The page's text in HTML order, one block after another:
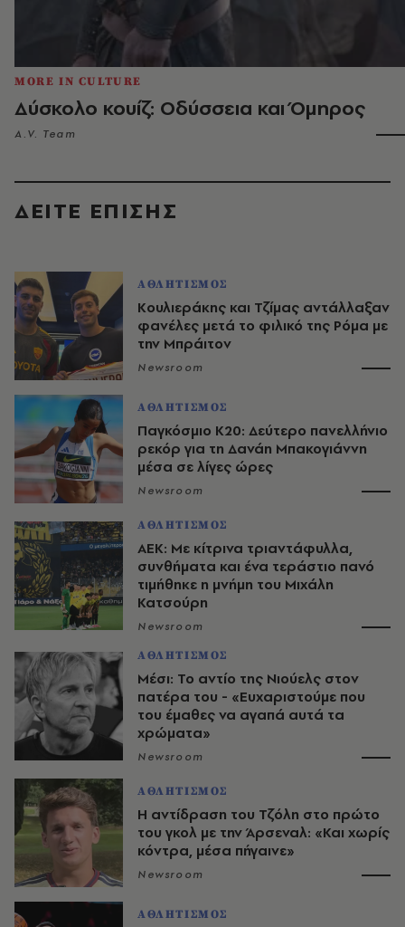
MORE IN CULTURE
Δύσκολο κουίζ: Οδύσσεια και Όμηρος
A.V. Team
ΔΕΙΤΕ ΕΠΙΣΗΣ
ΑΘΛΗΤΙΣΜΟΣ
Κουλιεράκης και Τζίμας αντάλλαξαν
φανέλες μετά το φιλικό της Ρόμα με
την Μπράιτον
Newsroom
ΑΘΛΗΤΙΣΜΟΣ
Παγκόσμιο Κ20: Δεύτερο πανελλήνιο
ρεκόρ για τη Δανάη Μπακογιάννη
μέσα σε λίγες ώρες
Newsroom
ΑΘΛΗΤΙΣΜΟΣ
ΑΕΚ: Με κίτρινα τριαντάφυλλα,
συνθήματα και ένα τεράστιο πανό
τιμήθηκε η μνήμη του Μιχάλη
Κατσούρη
Newsroom
ΑΘΛΗΤΙΣΜΟΣ
Μέσι: Το αντίο της Νιούελς στον
πατέρα του - «Ευχαριστούμε που
του έμαθες να αγαπά αυτά τα
χρώματα»
Newsroom
ΑΘΛΗΤΙΣΜΟΣ
Η αντίδραση του Τζόλη στο πρώτο
του γκολ με την Άρσεναλ: «Και χωρίς
κόντρα, μέσα πήγαινε»
Newsroom
ΑΘΛΗΤΙΣΜΟΣ